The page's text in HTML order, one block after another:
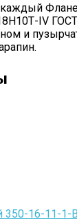
каждый
IV
и
16-11-1-